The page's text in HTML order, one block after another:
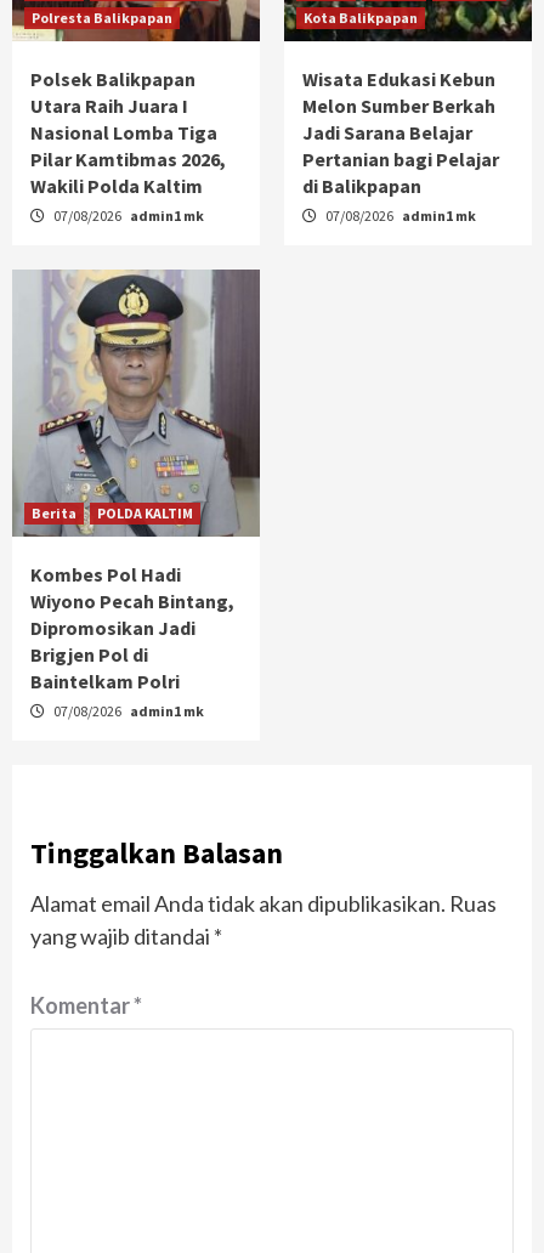
Polresta Balikpapan
Polsek Balikpapan
Utara Raih Juara I
Nasional Lomba Tiga
Pilar Kamtibmas 2026,
Wakili Polda Kaltim
07/08/2026 admin1 mk
Kota Balikpapan
Wisata Edukasi Kebun
Melon Sumber Berkah
Jadi Sarana Belajar
Pertanian bagi Pelajar
di Balikpapan
07/08/2026 admin1 mk
Berita POLDA KALTIM
Kombes Pol Hadi
Wiyono Pecah Bintang,
Dipromosikan Jadi
Brigjen Pol di
Baintelkam Polri
07/08/2026 admin1 mk
Tinggalkan Balasan
Alamat email Anda tidak akan dipublikasikan. Ruas
yang wajib ditandai *
Komentar*